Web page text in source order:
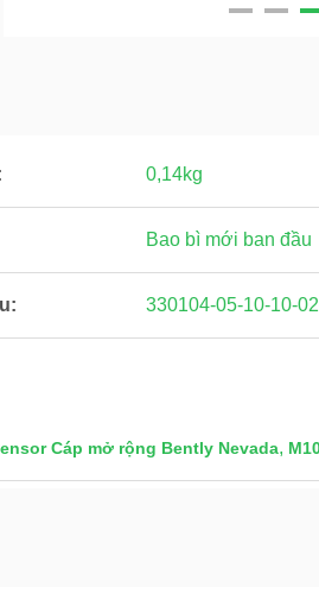
0,14kg
Bao bì mới ban đầu
330104-05-10-10-
Cáp mở rộng Bently Nevada,